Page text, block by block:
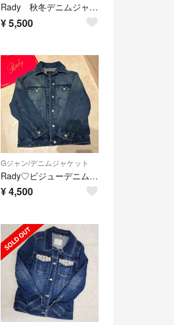
Rady 秋冬デニムジャケット
¥5,500
Gジャン/デニムジャケット
Rady♡ビジューデニムジャケット
¥4,500